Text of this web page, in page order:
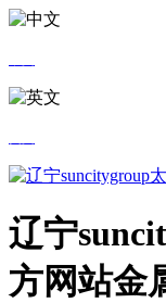
辽宁
方网站金